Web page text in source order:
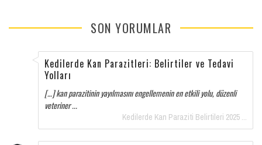
SON YORUMLAR
Kedilerde Kan Parazitleri: Belirtiler ve Tedavi
Yolları
[…] kan parazitinin yayılmasını engellemenin en etkili yolu, düzenli
veteriner ...
Kedilerde Kan Paraziti Belirtileri 2025 ...